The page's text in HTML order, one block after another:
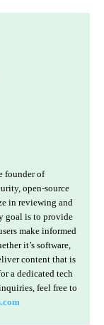
founder of
open-source
in reviewing and
goal is to provide
make informed
it’s software,
content that is
a dedicated tech
feel free to